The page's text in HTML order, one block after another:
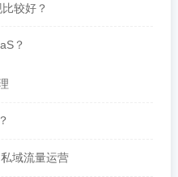
较好？
？
域流量运营